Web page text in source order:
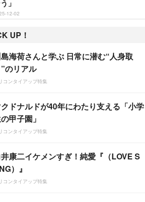
」
12-02
UP！
島海荷さんと学ぶ 日常に潜む“人身取
のリアル
コンタイアップ特集
ドナルドが40年にわたり支える「小学
甲子園」
コンタイアップ特集
康二イケメンすぎ！純愛『（LOVE S
）』
コンタイアップ特集